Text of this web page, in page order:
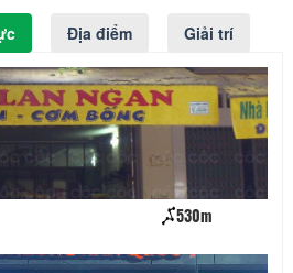
Địa điểm Giải trí
530m